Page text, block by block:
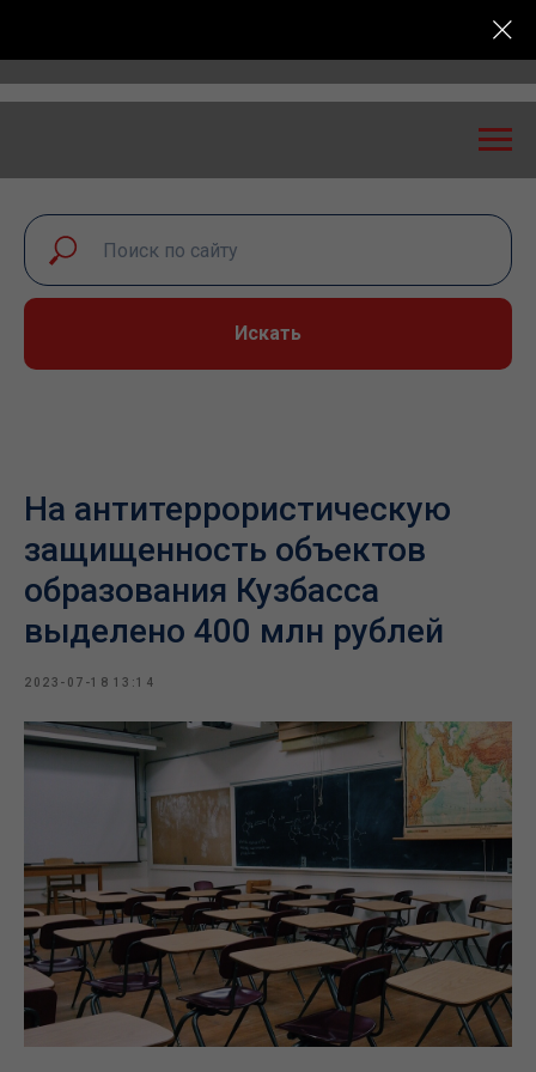
экспертный диалог – 2026» пройдет в Самаре 24-
Искать
На антитеррористическую
защищенность объектов
образования Кузбасса
выделено 400 млн рублей
2023-07-18 13:14